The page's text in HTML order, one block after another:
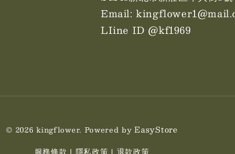
Email:
LIine ID @kf1969
© 2026 kingflower. Powered byEasyStore
| |